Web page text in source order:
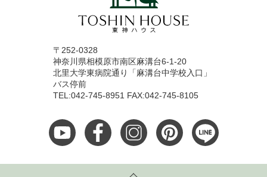
〒252-0328
神奈川県相模原市南区麻溝台6-1-20
北里大学東病院通り「麻溝台中学校入口」
バス停前
TEL:042-745-8951 FAX:042-745-8105